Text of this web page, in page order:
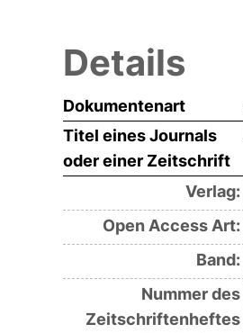
Details
Dokumentenart
Titel eines Journals
oder einer Zeitschrift
Verlag:
Open Access Art:
Band:
Nummer des
Zeitschriftenheftes